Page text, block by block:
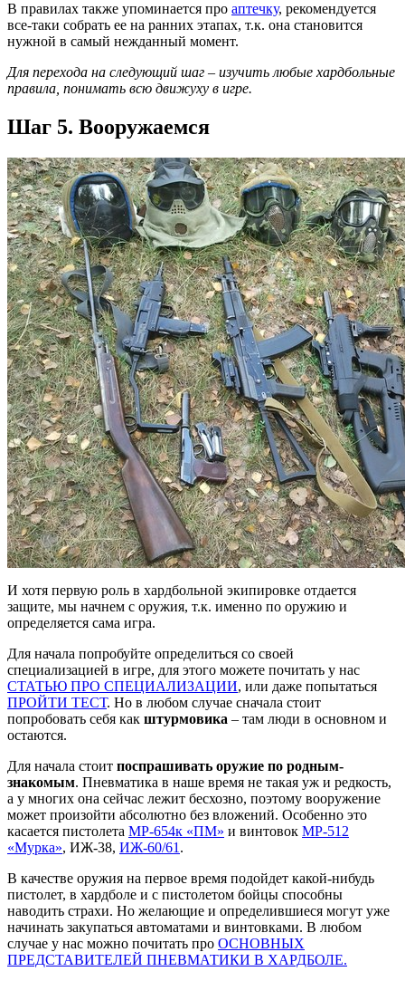
В правилах также упоминается про аптечку, рекомендуется
все-таки собрать ее на ранних этапах, т.к. она становится
нужной в самый нежданный момент.
Для перехода на следующий шаг – изучить любые хардбольные
правила, понимать всю движуху в игре.
Шаг 5. Вооружаемся
И хотя первую роль в хардбольной экипировке отдается
защите, мы начнем с оружия, т.к. именно по оружию и
определяется сама игра.
Для начала попробуйте определиться со своей
специализацией в игре, для этого можете почитать у нас
СТАТЬЮ ПРО СПЕЦИАЛИЗАЦИИ, или даже попытаться
ПРОЙТИ ТЕСТ. Но в любом случае сначала стоит
попробовать себя как штурмовика – там люди в основном и
остаются.
Для начала стоит поспрашивать оружие по родным-
знакомым. Пневматика в наше время не такая уж и редкость,
а у многих она сейчас лежит бесхозно, поэтому вооружение
может произойти абсолютно без вложений. Особенно это
касается пистолета МР-654к «ПМ» и винтовок МР-512
«Мурка», ИЖ-38, ИЖ-60/61 .
В качестве оружия на первое время подойдет какой-нибудь
пистолет, в хардболе и с пистолетом бойцы способны
наводить страхи. Но желающие и определившиеся могут уже
начинать закупаться автоматами и винтовками. В любом
случае у нас можно почитать про ОСНОВНЫХ
ПРЕДСТАВИТЕЛЕЙ ПНЕВМАТИКИ В ХАРДБОЛЕ.